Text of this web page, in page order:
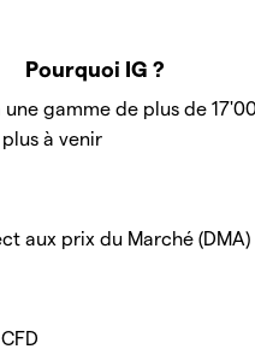
Pourquoi IG ?
gamme de plus de
à venir
aux prix du Marché (DMA)